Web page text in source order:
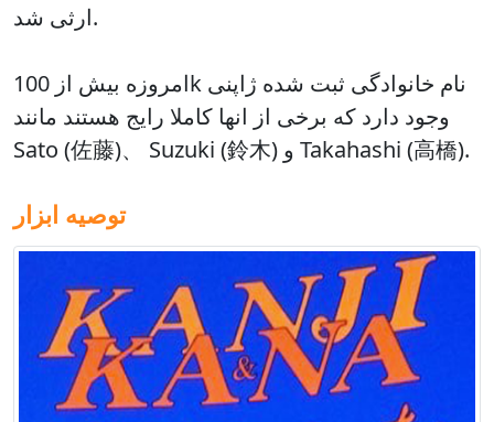
ارثی شد.
امروزه
بیش از 100k نام خانوادگی ثبت شده ژاپنی
وجود دارد که برخی از انها کاملا رایج هستند مانند
Sato (佐藤)、 Suzuki (鈴木) و Takahashi (高橋).
توصیه ابزار